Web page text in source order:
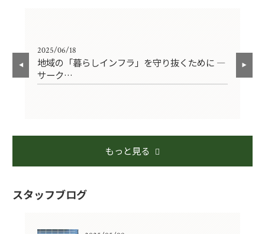
2025/06/18
地域の「暮らしインフラ」を守り抜くために ―
サーク…
もっと見る
スタッフブログ